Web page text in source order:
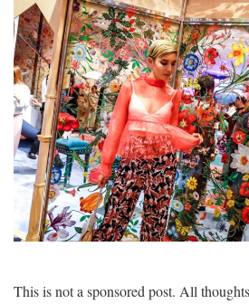
This is not a sponsored post. All